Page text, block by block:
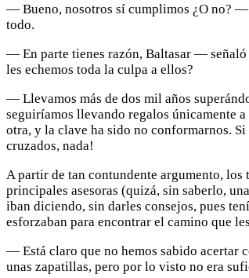
— Bueno, nosotros sí cumplimos ¿O no? —
todo.
— En parte tienes razón, Baltasar — señaló
les echemos toda la culpa a ellos?
— Llevamos más de dos mil años
seguiríamos llevando regalos únicamente
otra, y la clave ha sido no conformarnos.
cruzados, nada!
A partir de tan contundente argumento, los
principales asesoras (quizá, sin saberlo,
iban diciendo, sin darles consejos, pues
esforzaban para encontrar el camino que
— Está claro que no hemos sabido acertar
unas zapatillas, pero por lo visto no era